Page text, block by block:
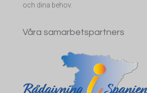
och dina behov.
Våra samarbetspartners